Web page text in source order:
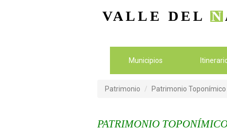
VALLE DEL N
Municipios
Patrimonio Patrimonio Toponímico
PATRIMONIO